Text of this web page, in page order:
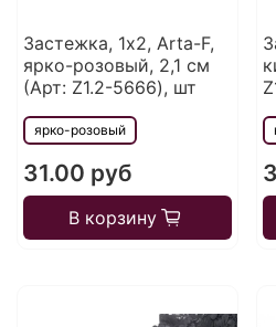
Застежка, 1х2, Arta-F,
ярко-розовый, 2,1 см
(Арт: Z1.2-5666), шт
ярко-розовый
31.00 руб
В корзину